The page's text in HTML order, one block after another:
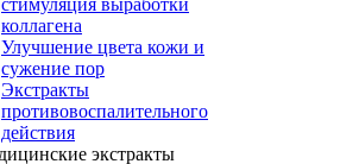
стимуляция выработки
коллагена
Улучшение цвета кожи и
сужение пор
Экстракты
противовоспалительного
действия